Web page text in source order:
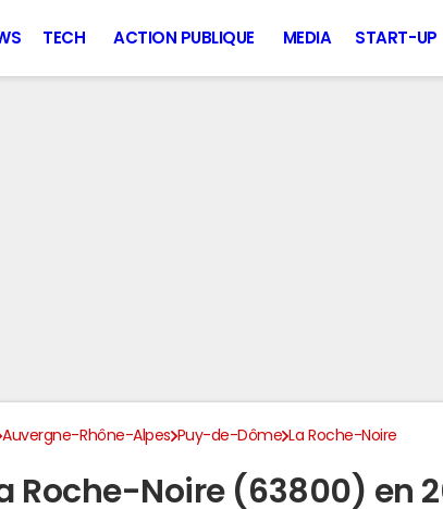
TECH ACTION PUBLIQUE MEDIA START-UP
Auvergne-Rhône-Alpes Puy-de-Dôme
La Roche-Noire
Roche-Noire (63800) en